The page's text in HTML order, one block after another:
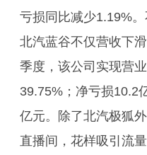
亏损同比减少1.19%
北汽蓝谷不仅营收下
季度，该公司实现营
39.75%；净亏损10.2
亿元。除了北汽极狐
直播间，花样吸引流